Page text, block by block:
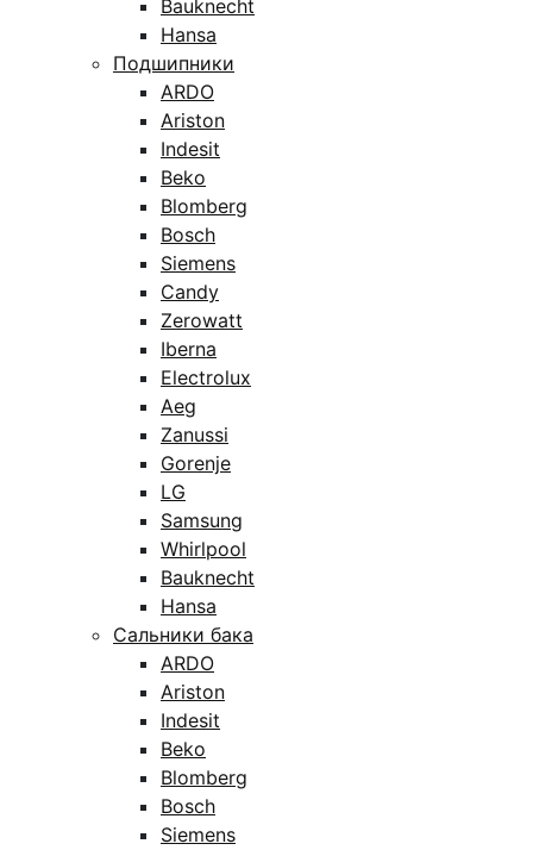
Bauknecht
Hansa
Подшипники
ARDO
Ariston
Indesit
Beko
Blomberg
Bosch
Siemens
Candy
Zerowatt
Iberna
Electrolux
Aeg
Zanussi
Gorenje
LG
Samsung
Whirlpool
Bauknecht
Hansa
Сальники бака
ARDO
Ariston
Indesit
Beko
Blomberg
Bosch
Siemens